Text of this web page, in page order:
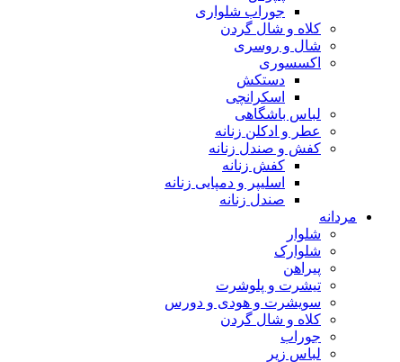
جوراب شلواری
کلاه و شال گردن
شال و روسری
اکسسوری
دستکش
اسکرانچی
لباس باشگاهی
عطر و ادکلن زنانه
کفش و صندل زنانه
کفش زنانه
اسلیپر و دمپایی زنانه
صندل زنانه
مردانه
شلوار
شلوارک
پیراهن
تیشرت و پلوشرت
سویشرت و هودی و دورس
کلاه و شال گردن
جوراب
لباس زیر